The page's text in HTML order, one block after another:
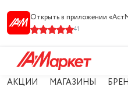
Открыть в приложении
41
АКЦИИ МАГАЗИНЫ